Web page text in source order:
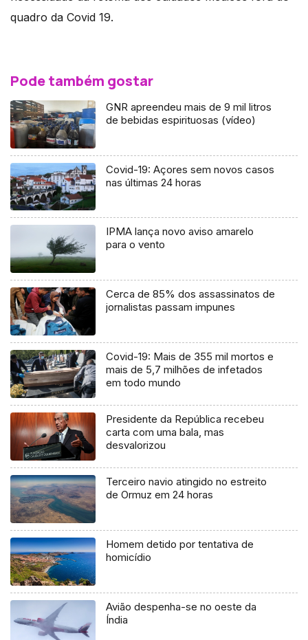
quadro da Covid 19.
Pode também gostar
GNR apreendeu mais de 9 mil litros
de bebidas espirituosas (vídeo)
Covid-19: Açores sem novos casos
nas últimas 24 horas
IPMA lança novo aviso amarelo
para o vento
Cerca de 85% dos assassinatos de
jornalistas passam impunes
Covid-19: Mais de 355 mil mortos e
mais de 5,7 milhões de infetados
em todo mundo
Presidente da República recebeu
carta com uma bala, mas
desvalorizou
Terceiro navio atingido no estreito
de Ormuz em 24 horas
Homem detido por tentativa de
homicídio
Avião despenha-se no oeste da
Índia